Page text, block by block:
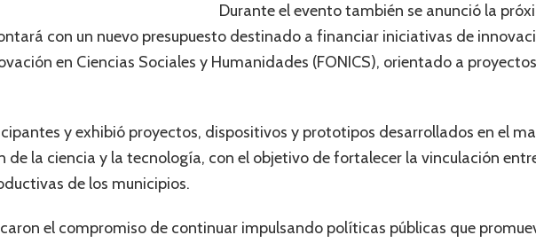
Durante el evento también se anunció la
con un nuevo presupuesto destinado a financiar iniciativas de
en Ciencias Sociales y Humanidades (FONICS), orientado a
y exhibió proyectos, dispositivos y prototipos desarrollados en el
la ciencia y la tecnología, con el objetivo de fortalecer la vinculación
de los municipios.
el compromiso de continuar impulsando políticas públicas que